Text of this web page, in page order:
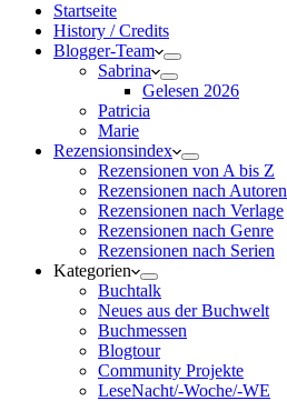
Startseite
History / Credits
Blogger-Team
Sabrina
Gelesen 2026
Patricia
Marie
Rezensionsindex
Rezensionen von A bis Z
Rezensionen nach Autoren
Rezensionen nach Verlage
Rezensionen nach Genre
Rezensionen nach Serien
Kategorien
Buchtalk
Neues aus der Buchwelt
Buchmessen
Blogtour
Community Projekte
LeseNacht/-Woche/-WE